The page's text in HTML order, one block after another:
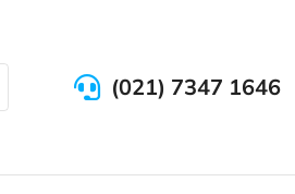
(021) 7347 1646